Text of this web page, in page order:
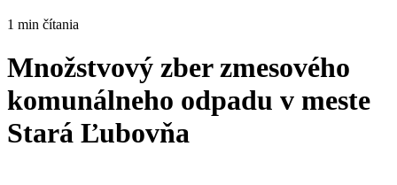
1 min čítania
Množstvový zber zmesového
komunálneho odpadu v meste
Stará Ľubovňa